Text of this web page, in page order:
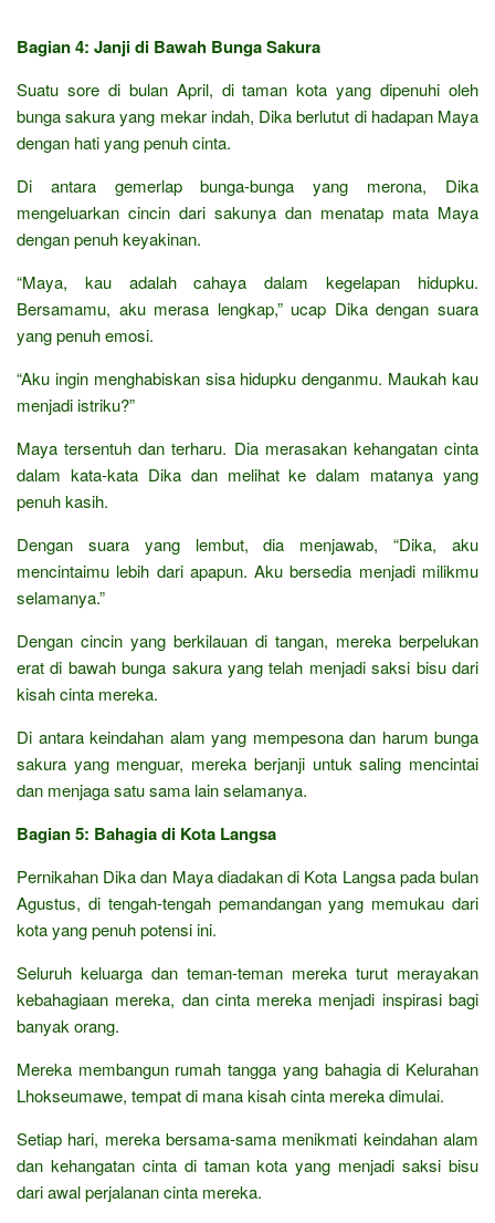
Bagian 4: Janji di Bawah Bunga Sakura
Suatu sore di bulan April, di taman kota yang dipenuhi oleh
bunga sakura yang mekar indah, Dika berlutut di hadapan Maya
dengan hati yang penuh cinta.
Di antara gemerlap bunga-bunga yang merona, Dika
mengeluarkan cincin dari sakunya dan menatap mata Maya
dengan penuh keyakinan.
“Maya, kau adalah cahaya dalam kegelapan hidupku.
Bersamamu, aku merasa lengkap,” ucap Dika dengan suara
yang penuh emosi.
“Aku ingin menghabiskan sisa hidupku denganmu. Maukah kau
menjadi istriku?”
Maya tersentuh dan terharu. Dia merasakan kehangatan cinta
dalam kata-kata Dika dan melihat ke dalam matanya yang
penuh kasih.
Dengan suara yang lembut, dia menjawab, “Dika, aku
mencintaimu lebih dari apapun. Aku bersedia menjadi milikmu
selamanya.”
Dengan cincin yang berkilauan di tangan, mereka berpelukan
erat di bawah bunga sakura yang telah menjadi saksi bisu dari
kisah cinta mereka.
Di antara keindahan alam yang mempesona dan harum bunga
sakura yang menguar, mereka berjanji untuk saling mencintai
dan menjaga satu sama lain selamanya.
Bagian 5: Bahagia di Kota Langsa
Pernikahan Dika dan Maya diadakan di Kota Langsa pada bulan
Agustus, di tengah-tengah pemandangan yang memukau dari
kota yang penuh potensi ini.
Seluruh keluarga dan teman-teman mereka turut merayakan
kebahagiaan mereka, dan cinta mereka menjadi inspirasi bagi
banyak orang.
Mereka membangun rumah tangga yang bahagia di Kelurahan
Lhokseumawe, tempat di mana kisah cinta mereka dimulai.
Setiap hari, mereka bersama-sama menikmati keindahan alam
dan kehangatan cinta di taman kota yang menjadi saksi bisu
dari awal perjalanan cinta mereka.